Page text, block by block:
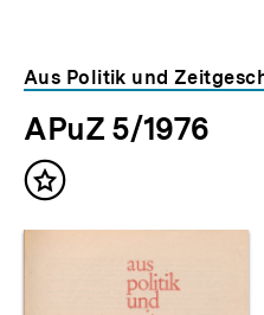
Aus Politik und
APuZ 5/1976
Inhalt